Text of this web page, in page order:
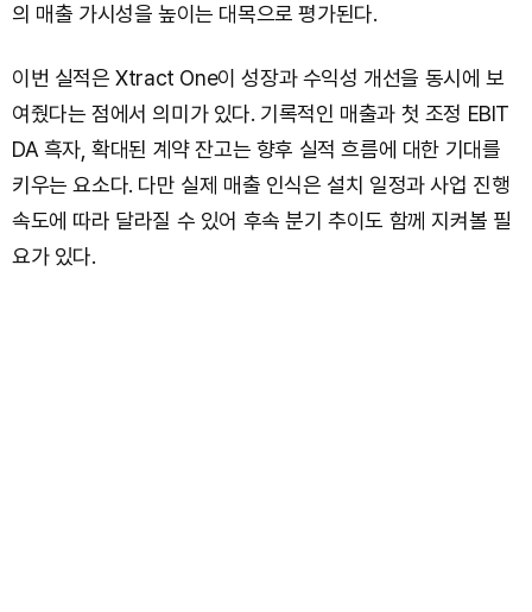
의 매출 가시성을 높이는 대목으로 평가된다.
이번 실적은 Xtract One이 성장과 수익성 개선을 동시에 보
여줬다는 점에서 의미가 있다. 기록적인 매출과 첫 조정 EBIT
DA 흑자, 확대된 계약 잔고는 향후 실적 흐름에 대한 기대를
키우는 요소다. 다만 실제 매출 인식은 설치 일정과 사업 진행
속도에 따라 달라질 수 있어 후속 분기 추이도 함께 지켜볼 필
요가 있다.